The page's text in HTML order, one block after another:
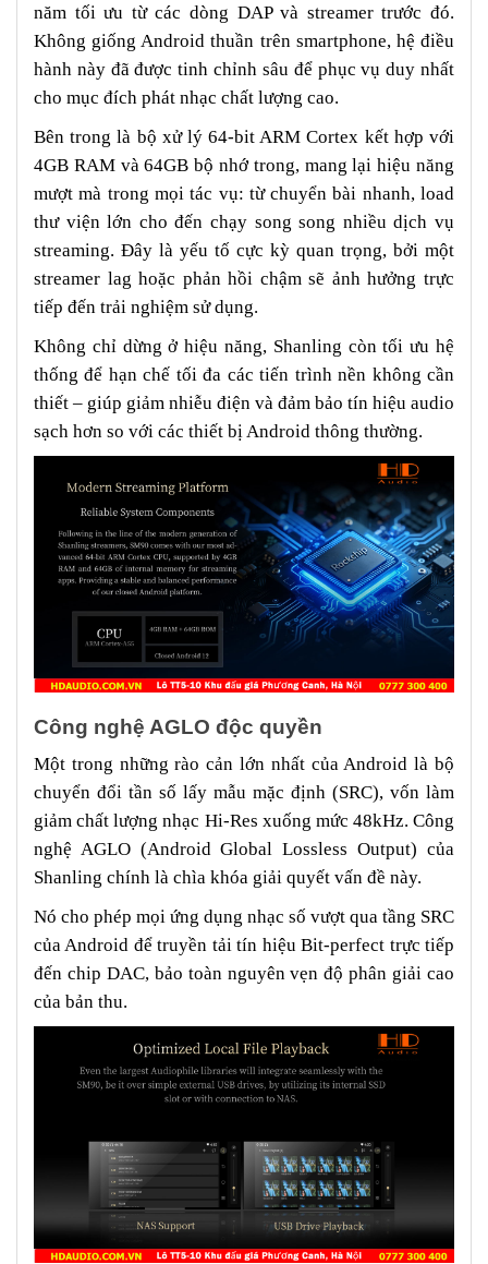
năm tối ưu từ các dòng DAP và streamer trước đó.
Không giống Android thuần trên smartphone, hệ điều
hành này đã được tinh chỉnh sâu để phục vụ duy nhất
cho mục đích phát nhạc chất lượng cao.
Bên trong là bộ xử lý 64-bit ARM Cortex kết hợp với
4GB RAM và 64GB bộ nhớ trong, mang lại hiệu năng
mượt mà trong mọi tác vụ: từ chuyển bài nhanh, load
thư viện lớn cho đến chạy song song nhiều dịch vụ
streaming. Đây là yếu tố cực kỳ quan trọng, bởi một
streamer lag hoặc phản hồi chậm sẽ ảnh hưởng trực
tiếp đến trải nghiệm sử dụng.
Không chỉ dừng ở hiệu năng, Shanling còn tối ưu hệ
thống để hạn chế tối đa các tiến trình nền không cần
thiết – giúp giảm nhiễu điện và đảm bảo tín hiệu audio
sạch hơn so với các thiết bị Android thông thường.
Công nghệ AGLO độc quyền
Một trong những rào cản lớn nhất của Android là bộ
chuyển đổi tần số lấy mẫu mặc định (SRC), vốn làm
giảm chất lượng nhạc Hi-Res xuống mức 48kHz. Công
nghệ AGLO (Android Global Lossless Output) của
Shanling chính là chìa khóa giải quyết vấn đề này.
Nó cho phép mọi ứng dụng nhạc số vượt qua tầng SRC
của Android để truyền tải tín hiệu Bit-perfect trực tiếp
đến chip DAC, bảo toàn nguyên vẹn độ phân giải cao
của bản thu.